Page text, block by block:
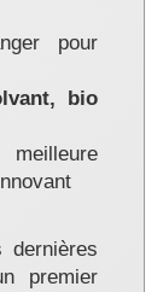
pour
bio
premier